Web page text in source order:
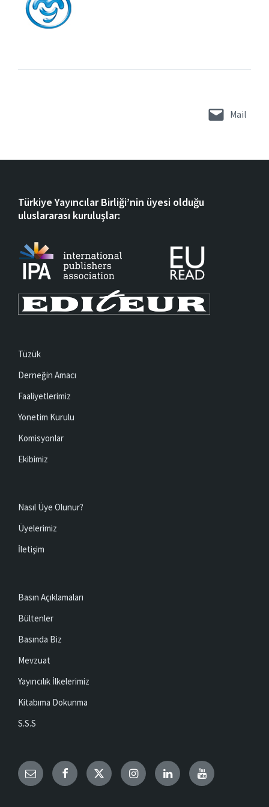
Mail
Türkiye Yayıncılar Birliği’nin üyesi olduğu
uluslararası kuruluşlar:
Tüzük
Derneğin Amacı
Faaliyetlerimiz
Yönetim Kurulu
Komisyonlar
Ekibimiz
Nasıl Üye Olunur?
Üyelerimiz
İletişim
Basın Açıklamaları
Bültenler
Basında Biz
Mevzuat
Yayıncılık İlkelerimiz
Kitabıma Dokunma
S.S.S
Email Facebook TwitterInstagramLinkedInYouTube